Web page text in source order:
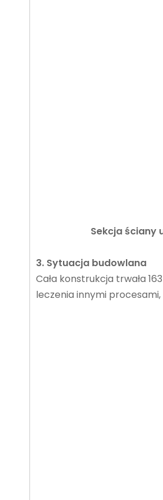
Sekcja ściany
3. Sytuacja budowlana
Cała konstrukcja trwała
leczenia innymi